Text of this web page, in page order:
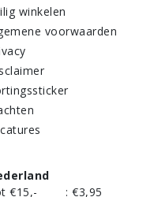
winkelen
voorwaarden
€15,-
: €3,95